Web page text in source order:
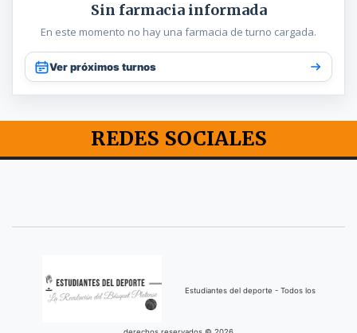
Sin farmacia informada
En este momento no hay una farmacia de turno cargada.
Ver próximos turnos
REDES SOCIALES
Estudiantes del deporte - Todos los